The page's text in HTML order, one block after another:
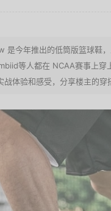
今年推出的低筒版篮球鞋
等人都在 NCAA赛事上
体验和感受，分享楼主的